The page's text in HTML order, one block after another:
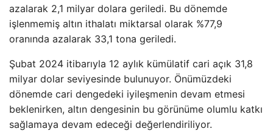
azalarak 2,1 milyar dolara geriledi. Bu dönemde
işlenmemiş altın ithalatı miktarsal olarak %77,9
oranında azalarak 33,1 tona geriledi.
Şubat 2024 itibarıyla 12 aylık kümülatif cari açık 31,8
milyar dolar seviyesinde bulunuyor. Önümüzdeki
dönemde cari dengedeki iyileşmenin devam etmesi
beklenirken, altın dengesinin bu görünüme olumlu katkı
sağlamaya devam edeceği değerlendiriliyor.